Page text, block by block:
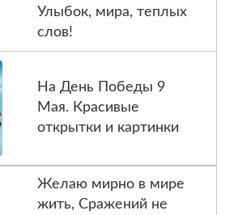
Улыбок, мира, теплых
слов!
На День Победы 9
Мая. Красивые
открытки и картинки
Желаю мирно в мире
жить, Сражений не